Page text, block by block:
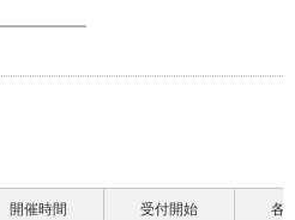
開催時間 受付開始 各